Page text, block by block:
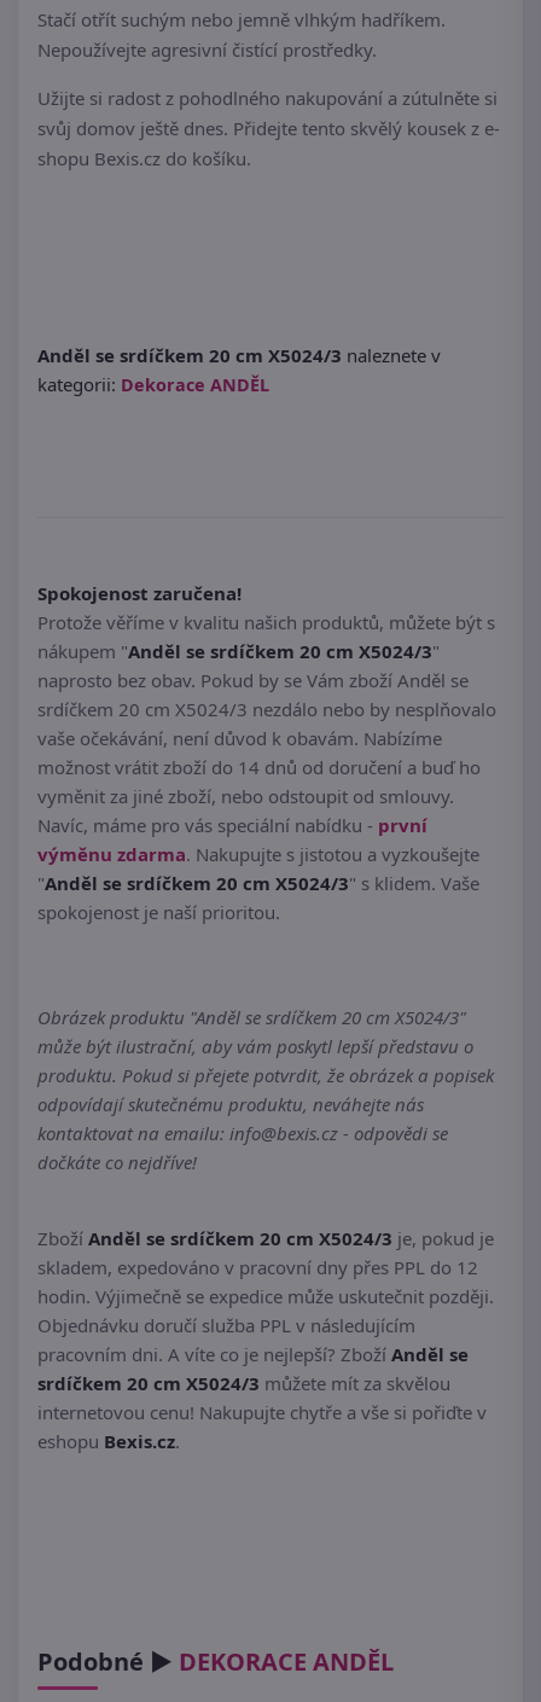
Stačí otřít suchým nebo jemně vlhkým hadříkem.
Nepoužívejte agresivní čistící prostředky.
Užijte si radost z pohodlného nakupování a zútulněte si
svůj domov ještě dnes. Přidejte tento skvělý kousek z e-
shopu Bexis.cz do košíku.
Anděl se srdíčkem 20 cm X5024/3 naleznete v
kategorii: Dekorace ANDĚL
Spokojenost zaručena!
Protože věříme v kvalitu našich produktů, můžete být s
nákupem "Anděl se srdíčkem 20 cm X5024/3"
naprosto bez obav. Pokud by se Vám zboží Anděl se
srdíčkem 20 cm X5024/3 nezdálo nebo by nesplňovalo
vaše očekávání, není důvod k obavám. Nabízíme
možnost vrátit zboží do 14 dnů od doručení a buď ho
vyměnit za jiné zboží, nebo odstoupit od smlouvy.
Navíc, máme pro vás speciální nabídku - první
výměnu zdarma. Nakupujte s jistotou a vyzkoušejte
"Anděl se srdíčkem 20 cm X5024/3" s klidem. Vaše
spokojenost je naší prioritou.
Obrázek produktu "Anděl se srdíčkem 20 cm X5024/3"
může být ilustrační, aby vám poskytl lepší představu o
produktu. Pokud si přejete potvrdit, že obrázek a popisek
odpovídají skutečnému produktu, neváhejte nás
kontaktovat na emailu: info@bexis.cz - odpovědi se
dočkáte co nejdříve!
Zboží Anděl se srdíčkem 20 cm X5024/3 je, pokud je
skladem, expedováno v pracovní dny přes PPL do 12
hodin. Výjimečně se expedice může uskutečnit později.
Objednávku doručí služba PPL v následujícím
pracovním dni. A víte co je nejlepší? Zboží Anděl se
srdíčkem 20 cm X5024/3 můžete mít za skvělou
internetovou cenu! Nakupujte chytře a vše si pořiďte v
eshopu Bexis.cz.
Podobné ► DEKORACE ANDĚL